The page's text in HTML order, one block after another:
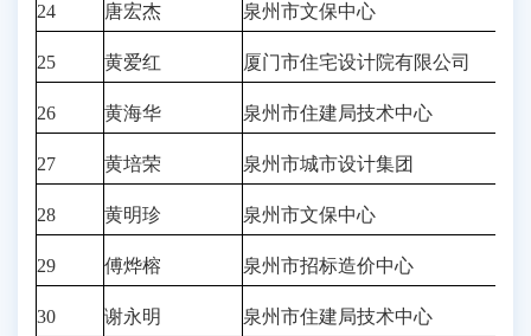
24 唐宏杰 泉州市文保中心
25 黄爱红 厦门市住宅设计院有限公司
26 黄海华 泉州市住建局技术中心
27 黄培荣 泉州市城市设计集团
28 黄明珍 泉州市文保中心
29 傅烨榕 泉州市招标造价中心
30 谢永明 泉州市住建局技术中心